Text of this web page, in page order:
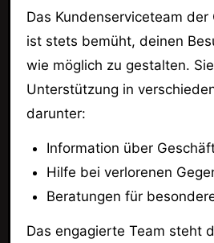
Das Kundenserviceteam
ist stets bemüht, deinen
wie möglich zu gestalten.
Unterstützung in
darunter:
Information über
Hilfe bei verlorenen
Beratungen für
Das engagierte Team steht